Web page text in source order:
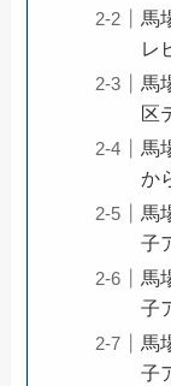
馬
レ
馬
区
馬
か
馬
子
馬
子
馬
子